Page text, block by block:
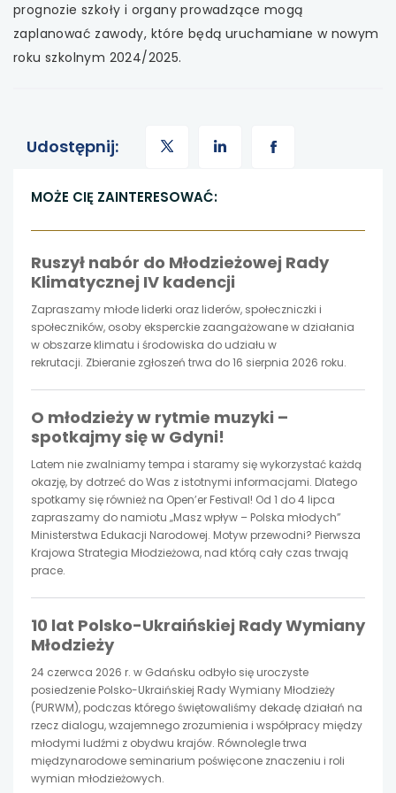
prognozie szkoły i organy prowadzące mogą
zaplanować zawody, które będą uruchamiane w nowym
roku szkolnym 2024/2025.
Udostępnij: uwaga,
się
w
nowej
uwaga,
się
w
nowej
uwaga,
się
w
nowej
MOŻE CIĘ ZAINTERESOWAĆ:
Ruszył nabór do Młodzieżowej Rady
Klimatycznej IV kadencji
Zapraszamy młode liderki oraz liderów, społeczniczki i
społeczników, osoby eksperckie zaangażowane w działania
w obszarze klimatu i środowiska do udziału w
rekrutacji. Zbieranie zgłoszeń trwa do 16 sierpnia 2026 roku.
O młodzieży w rytmie muzyki –
spotkajmy się w Gdyni!
Latem nie zwalniamy tempa i staramy się wykorzystać każdą
okazję, by dotrzeć do Was z istotnymi informacjami. Dlatego
spotkamy się również na Open’er Festival! Od 1 do 4 lipca
zapraszamy do namiotu „Masz wpływ – Polska młodych”
Ministerstwa Edukacji Narodowej. Motyw przewodni? Pierwsza
Krajowa Strategia Młodzieżowa, nad którą cały czas trwają
prace.
10 lat Polsko-Ukraińskiej Rady Wymiany
Młodzieży
24 czerwca 2026 r. w Gdańsku odbyło się uroczyste
posiedzenie Polsko-Ukraińskiej Rady Wymiany Młodzieży
(PURWM), podczas którego świętowaliśmy dekadę działań na
rzecz dialogu, wzajemnego zrozumienia i współpracy między
młodymi ludźmi z obydwu krajów. Równolegle trwa
międzynarodowe seminarium poświęcone znaczeniu i roli
wymian młodzieżowych.